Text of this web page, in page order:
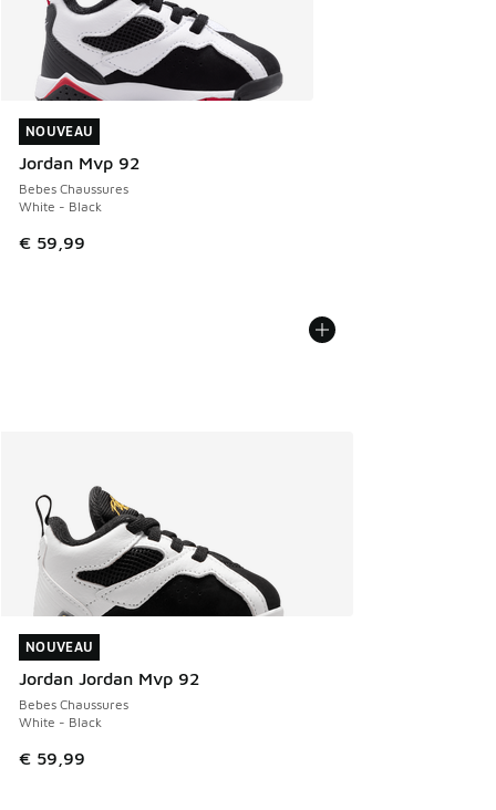
NOUVEAU
Jordan Mvp 92
Bebes Chaussures
White - Black
€ 59,99
NOUVEAU
NOUVEAU
Jordan Jordan Mvp 92
Bebes Chaussures
White - Black
€ 59,99
NOUVEAU